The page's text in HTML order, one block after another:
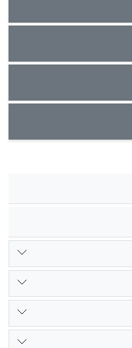
ایجاد نمود.